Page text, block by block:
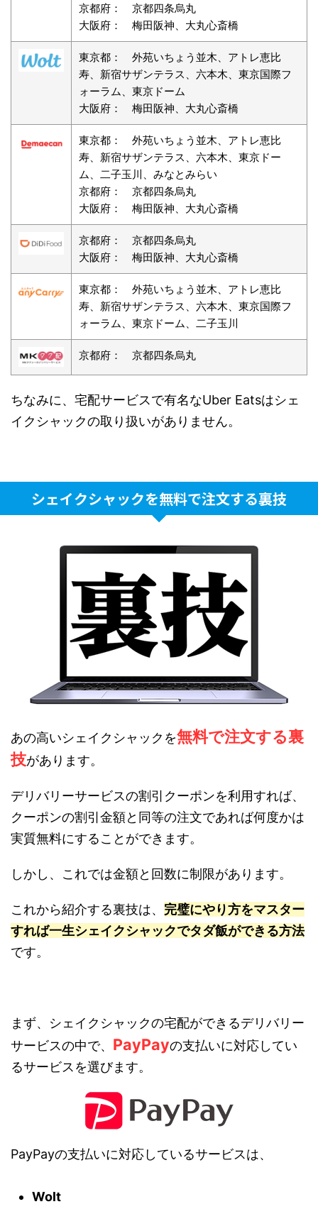
京都府： 京都四条烏丸
大阪府： 梅田阪神、大丸心斎橋
東京都： 外苑いちょう並木、アトレ恵比
寿、新宿サザンテラス、六本木、東京国際フ
ォーラム、東京ドーム
大阪府： 梅田阪神、大丸心斎橋
東京都： 外苑いちょう並木、アトレ恵比
寿、新宿サザンテラス、六本木、東京ドー
ム、二子玉川、みなとみらい
京都府： 京都四条烏丸
大阪府： 梅田阪神、大丸心斎橋
京都府： 京都四条烏丸
大阪府： 梅田阪神、大丸心斎橋
東京都： 外苑いちょう並木、アトレ恵比
寿、新宿サザンテラス、六本木、東京国際フ
ォーラム、東京ドーム、二子玉川
京都府： 京都四条烏丸
ちなみに、宅配サービスで有名なUber Eatsはシェ
イクシャックの取り扱いがありません。
シェイクシャックを無料で注文する裏技
あの高いシェイクシャックを無料で注文する裏
技があります。
デリバリーサービスの割引クーポンを利用すれば、
クーポンの割引金額と同等の注文であれば何度かは
実質無料にすることができます。
しかし、これでは金額と回数に制限があります。
これから紹介する裏技は、 完璧にやり方をマスター
すれば一生シェイクシャックでタダ飯ができる方法
です。
まず、シェイクシャックの宅配ができるデリバリー
サービスの中で、 PayPayの支払いに対応してい
るサービスを選びます。
PayPayの支払いに対応しているサービスは、
Wolt